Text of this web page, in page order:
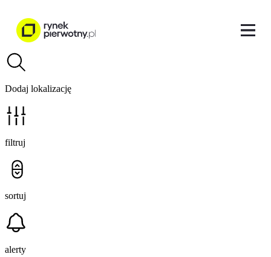
Dodaj lokalizację
filtruj
sortuj
alerty